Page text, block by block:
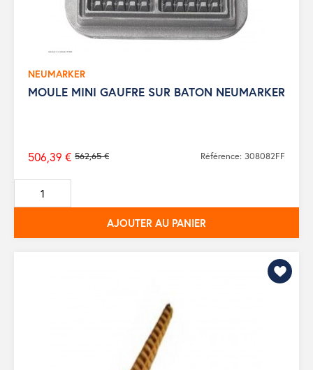
NEUMARKER
MOULE MINI GAUFRE SUR BATON NEUMARKER
Prix
de
base
562,65 €
506,39 € Référence: 308082FF
AJOUTER AU PANIER